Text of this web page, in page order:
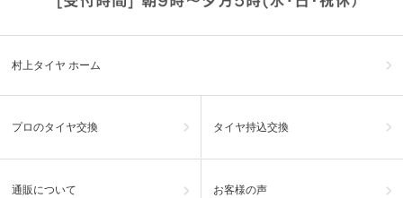
村上タイヤ ホーム
プロのタイヤ交換 タイヤ持込交換
通販について お客様の声